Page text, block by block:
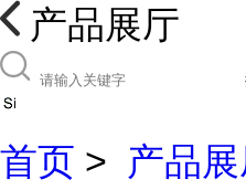
产品展厅
首页 > 产品